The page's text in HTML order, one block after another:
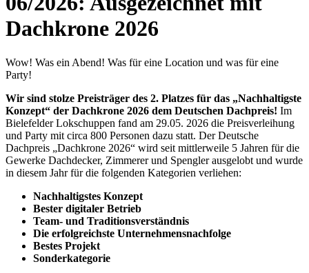
Dachkrone 2026
Wow! Was ein Abend! Was für eine Location und was für eine
Party!
Wir sind stolze Preisträger des 2. Platzes für das „Nachhaltigste
Konzept“ der Dachkrone 2026 dem Deutschen Dachpreis! Im
Bielefelder Lokschuppen fand am 29.05. 2026 die Preisverleihung
und Party mit circa 800 Personen dazu statt. Der Deutsche
Dachpreis „Dachkrone 2026“ wird seit mittlerweile 5 Jahren für die
Gewerke Dachdecker, Zimmerer und Spengler ausgelobt und wurde
in diesem Jahr für die folgenden Kategorien verliehen:
Nachhaltigstes Konzept
Bester digitaler Betrieb
Team- und Traditionsverständnis
Die erfolgreichste Unternehmensnachfolge
Bestes Projekt
Sonderkategorie